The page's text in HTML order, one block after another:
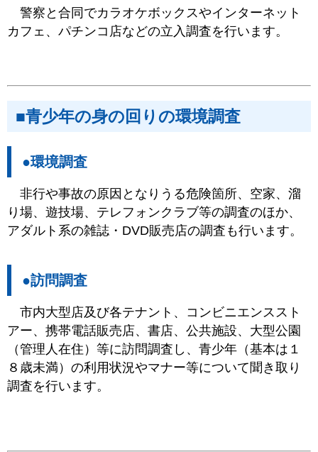
警察と合同でカラオケボックスやインターネット
カフェ、パチンコ店などの立入調査を行います。
■青少年の身の回りの環境調査
●環境調査
非行や事故の原因となりうる危険箇所、空家、溜
り場、遊技場、テレフォンクラブ等の調査のほか、
アダルト系の雑誌・DVD販売店の調査も行います。
●訪問調査
市内大型店及び各テナント、コンビニエンススト
アー、携帯電話販売店、書店、公共施設、大型公園
（管理人在住）等に訪問調査し、青少年（基本は１
８歳未満）の利用状況やマナー等について聞き取り
調査を行います。